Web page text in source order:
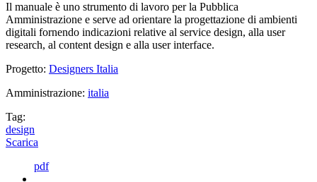
Il manuale è uno strumento di lavoro per la Pubblica
Amministrazione e serve ad orientare la progettazione di ambienti
digitali fornendo indicazioni relative al service design, alla user
research, al content design e alla user interface.
Progetto: Designers Italia
Amministrazione: italia
Tag:
design
Scarica
pdf